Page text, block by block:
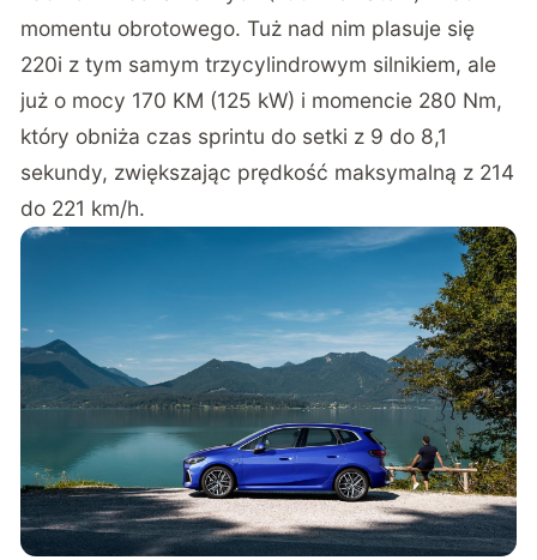
momentu obrotowego. Tuż nad nim plasuje się
220i z tym samym trzycylindrowym silnikiem, ale
już o mocy 170 KM (125 kW) i momencie 280 Nm,
który obniża czas sprintu do setki z 9 do 8,1
sekundy, zwiększając prędkość maksymalną z 214
do 221 km/h.